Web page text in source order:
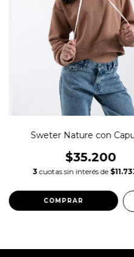
Sweter Nature con
$35.200
3 cuotas sin interés de
COMPRAR